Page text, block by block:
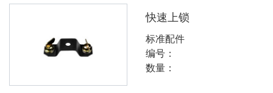
快速上锁
标准配件
编号：
数量：